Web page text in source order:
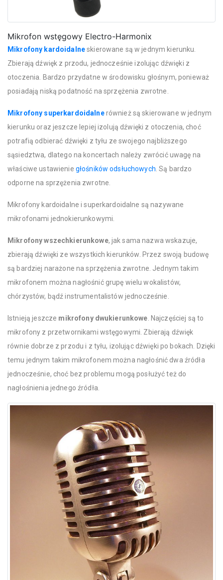
Mikrofon wstęgowy Electro-Harmonix
Mikrofony kardoidalneskierowane są w jednym kierunku.
Zbierają dźwięk z przodu, jednocześnie izolując dźwięki z
otoczenia. Bardzo przydatne w środowisku głośnym, ponieważ
posiadają niską podatność na sprzężenia zwrotne.
Mikrofony superkardoidalnerównież są skierowane w jednym
kierunku oraz jeszcze lepiej izolują dźwięki z otoczenia, choć
potrafią odbierać dźwięki z tyłu ze swojego najbliższego
sąsiedztwa, dlatego na koncertach należy zwrócić uwagę na
właściwe ustawienie głośników odsłuchowych . Są bardzo
odporne na sprzężenia zwrotne.
Mikrofony kardoidalne i superkardoidalne są nazywane
mikrofonami jednokierunkowymi.
Mikrofony wszechkierunkowe, jak sama nazwa wskazuje,
zbierają dźwięki ze wszystkich kierunków. Przez swoją budowę
są bardziej narażone na sprzężenia zwrotne. Jednym takim
mikrofonem można nagłośnić grupę wielu wokalistów,
chórzystów, bądź instrumentalistów jednocześnie.
Istnieją jeszcze mikrofony dwukierunkowe . Najczęściej są to
mikrofony z przetwornikami wstęgowymi. Zbierają dźwięk
równie dobrze z przodu i z tyłu, izolując dźwięki po bokach. Dzięki
temu jednym takim mikrofonem można nagłośnić dwa źródła
jednocześnie, choć bez problemu mogą posłużyć też do
nagłośnienia jednego źródła.